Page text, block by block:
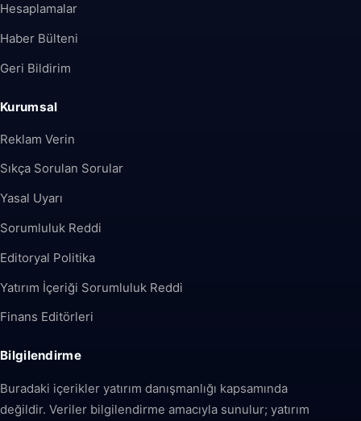
Hesaplamalar
Haber Bülteni
Geri Bildirim
Kurumsal
Reklam Verin
Sıkça Sorulan Sorular
Yasal Uyarı
Sorumluluk Reddi
Editoryal Politika
Yatırım İçeriği Sorumluluk Reddi
Finans Editörleri
Bilgilendirme
Buradaki içerikler yatırım danışmanlığı kapsamında
değildir. Veriler bilgilendirme amacıyla sunulur; yatırım